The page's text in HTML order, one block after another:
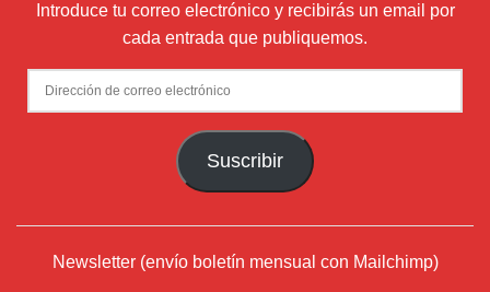
Introduce tu correo electrónico y recibirás un email por
cada entrada que publiquemos.
Dirección
de
Suscribir
Newsletter (envío boletín mensual con Mailchimp)